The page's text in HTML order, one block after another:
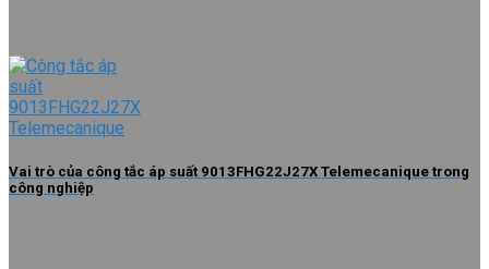
Vai trò của công tắc áp suất 9013FHG22J27X Telemecanique trong
công nghiệp